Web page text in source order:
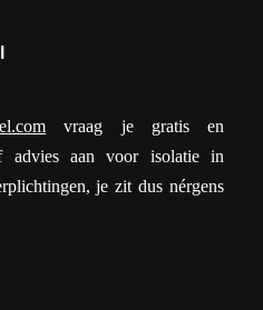
vraag je gratis en
advies aan voor isolatie in
je zit dus nérgens